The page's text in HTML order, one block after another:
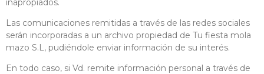
inapropiados.
Las comunicaciones remitidas a través de las redes sociales
serán incorporadas a un archivo propiedad de Tu fiesta mola
mazo S.L, pudiéndole enviar información de su interés.
En todo caso, si Vd. remite información personal a través de